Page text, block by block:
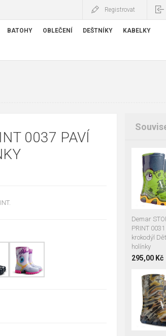
Registrovat
BATOHY OBLEČENÍ DEŠTNÍKY KABELKY
0037 PAVÍ
Demar
PRINT 0031
krokodýl
holínky
295,00 Kč
28-29
32-33
28-29
32-33